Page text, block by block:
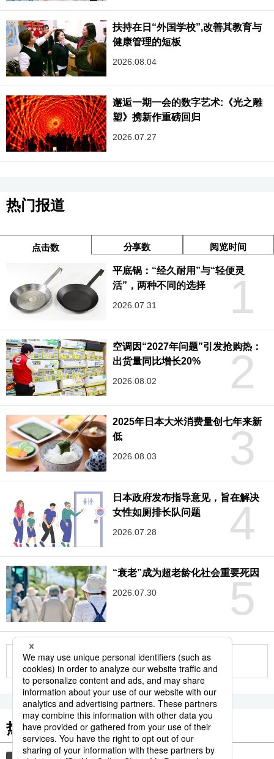
扶持在日“外国学校”,改善其教育与
健康管理的短板
2026.08.04
邂逅一期一会的数字艺术:《光之雕
塑》携新作重磅回归
2026.07.27
热门报道
点击数 分享数 阅览时间
1
平底锅：“经久耐用”与“轻便灵
活”，两种不同的选择
2026.07.31
2
空调因“2027年问题”引发抢购热：
出货量同比增长20%
2026.08.02
3
2025年日本大米消费量创七年来新
低
2026.08.03
4
日本政府发布指导意见，旨在解决
女性如厕排长队问题
2026.07.28
5
“衰老”成为超老龄化社会重要死因
2026.07.30
更多
热门关键词